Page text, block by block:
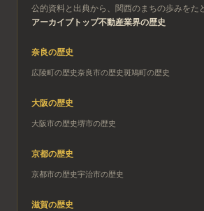
公的資料と出典から、関西のまちの歩みをた
アーカイブトップ不動産業界の歴史
奈良の歴史
広陵町の歴史奈良市の歴史斑鳩町の歴史
大阪の歴史
大阪市の歴史堺市の歴史
京都の歴史
京都市の歴史宇治市の歴史
滋賀の歴史